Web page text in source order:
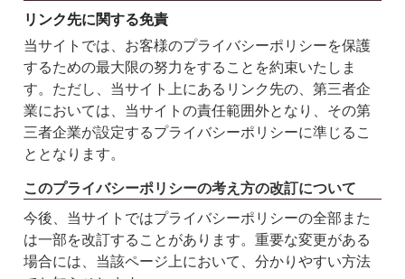
リンク先に関する免責
当サイトでは、お客様のプライバシーポリシーを保護
するための最大限の努力をすることを約束いたしま
す。ただし、当サイト上にあるリンク先の、第三者企
業においては、当サイトの責任範囲外となり、その第
三者企業が設定するプライバシーポリシーに準じるこ
ととなります。
このプライバシーポリシーの考え方の改訂について
今後、当サイトではプライバシーポリシーの全部また
は一部を改訂することがあります。重要な変更がある
場合には、当該ページ上において、分かりやすい方法